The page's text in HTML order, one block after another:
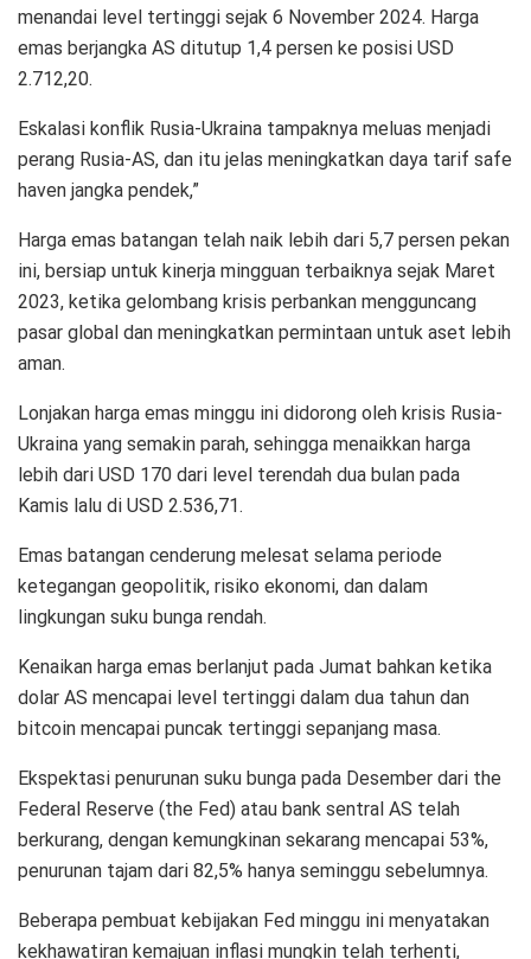
menandai level tertinggi sejak 6 November 2024. Harga
emas berjangka AS ditutup 1,4 persen ke posisi USD
2.712,20.
Eskalasi konflik Rusia-Ukraina tampaknya meluas menjadi
perang Rusia-AS, dan itu jelas meningkatkan daya tarif safe
haven jangka pendek,”
Harga emas batangan telah naik lebih dari 5,7 persen pekan
ini, bersiap untuk kinerja mingguan terbaiknya sejak Maret
2023, ketika gelombang krisis perbankan mengguncang
pasar global dan meningkatkan permintaan untuk aset lebih
aman.
Lonjakan harga emas minggu ini didorong oleh krisis Rusia-
Ukraina yang semakin parah, sehingga menaikkan harga
lebih dari USD 170 dari level terendah dua bulan pada
Kamis lalu di USD 2.536,71.
Emas batangan cenderung melesat selama periode
ketegangan geopolitik, risiko ekonomi, dan dalam
lingkungan suku bunga rendah.
Kenaikan harga emas berlanjut pada Jumat bahkan ketika
dolar AS mencapai level tertinggi dalam dua tahun dan
bitcoin mencapai puncak tertinggi sepanjang masa.
Ekspektasi penurunan suku bunga pada Desember dari the
Federal Reserve (the Fed) atau bank sentral AS telah
berkurang, dengan kemungkinan sekarang mencapai 53%,
penurunan tajam dari 82,5% hanya seminggu sebelumnya.
Beberapa pembuat kebijakan Fed minggu ini menyatakan
kekhawatiran kemajuan inflasi mungkin telah terhenti,